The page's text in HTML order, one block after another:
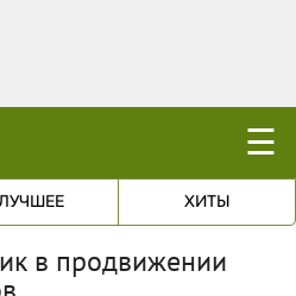
☰
ХИТЫ
в продвижении